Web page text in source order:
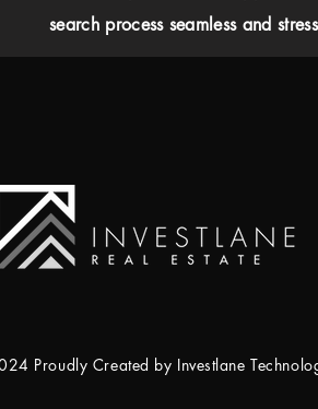
search process seamless and
Proudly Created by Investlane